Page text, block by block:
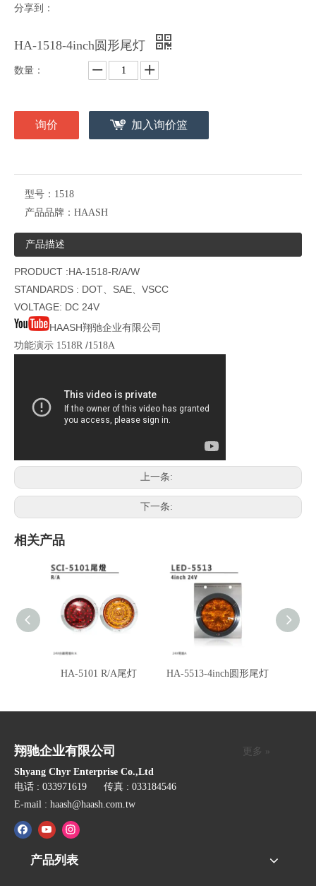
分享到：
HA-1518-4inch圆形尾灯
数量：
询价 加入询价篮
型号： 1518
产品品牌： HAASH
产品描述
PRODUCT :HA-1518-R/A/W
STANDARDS : DOT、SAE、VSCC
VOLTAGE: DC 24V
HAASH翔驰企业有限公司
功能演示 1518R /1518A
上一条:
下一条:
相关产品
HA-5101 R/A尾灯 HA-5513-4inch圆形尾灯
翔驰企业有限公司
更多 »
Shyang Chyr Enterprise Co.,Ltd
电话 : 033971619 传真 : 033184546
E-mail : haash@haash.com.tw
产品列表